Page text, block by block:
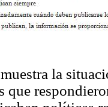
la
que